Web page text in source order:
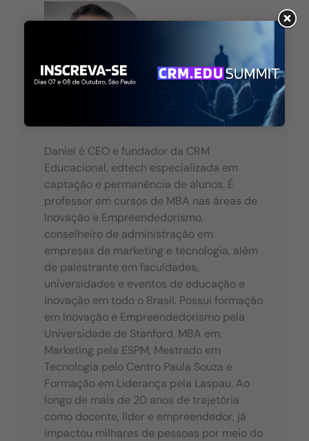
e
o
o
s
p
p
e
Daniel é CEO e fundador da CRM
Educacional, edtech especializada em
captação e permanência de alunos. É
professor em cursos de MBA nas áreas de
Inovação e Empreendedorismo,
conselheiro de administração em
empresas de marketing e tecnologia, além
de palestrante em faculdades,
universidades e eventos de educação e
inovação em todo o Brasil. Possui formação
em Inovação e Empreendedorismo pela
Universidade de Stanford, MBA em
Marketing pela ESPM, Mestrado em
Tecnologia pelo Centro Paula Souza e
Formação em Liderança pela Laspau. Ao
longo de mais de 20 anos de trajetória
como docente, líder e empreendedor, já
impactou milhares de pessoas por meio do